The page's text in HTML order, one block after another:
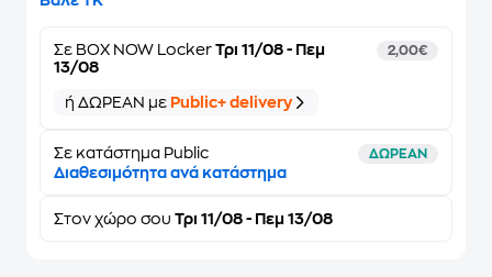
Σε BOX NOW Locker Τρι 11/08 - Πεμ
13/08
2,00€
ή ΔΩΡΕΑΝ με Public+ delivery
Σε κατάστημα Public ΔΩΡΕΑΝ
Διαθεσιμότητα ανά κατάστημα
Στον χώρο σου Τρι 11/08 - Πεμ 13/08